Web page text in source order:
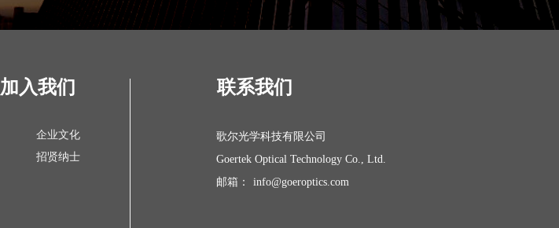
歌尔光学科技有限公司
Goertek Optical Technology Co., Ltd.
邮箱：
info@goeroptics.com
企业文化
招贤纳士
加入我们 联系我们